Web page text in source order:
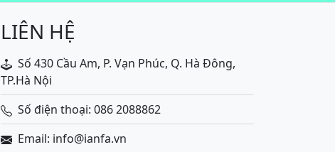
LIÊN HỆ
Số 430 Cầu Am, P. Vạn Phúc, Q. Hà Đông,
TP.Hà Nội
Số điện thoại: 086 2088862
Email: info@ianfa.vn